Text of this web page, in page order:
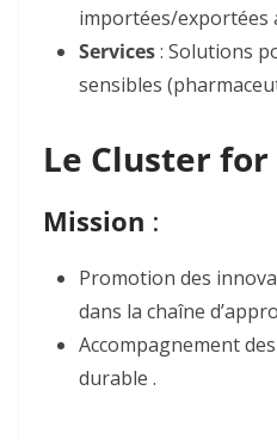
importées/exportées
Services: Solutions
sensibles
Le Cluster
Mission :
Promotion des
dans la chaîne
Accompagnement
durable .